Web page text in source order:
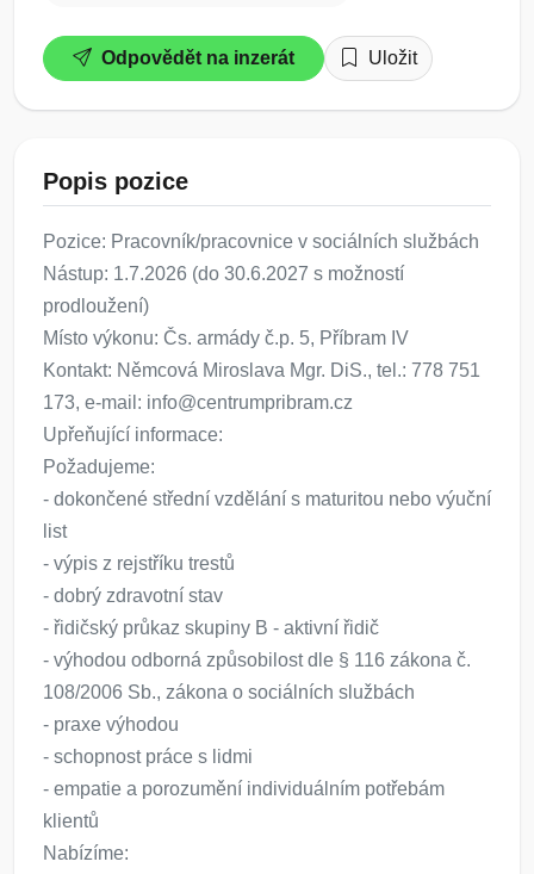
Odpovědět na inzerát Uložit
Popis pozice
Pozice: Pracovník/pracovnice v sociálních službách
Nástup: 1.7.2026 (do 30.6.2027 s možností
prodloužení)
Místo výkonu: Čs. armády č.p. 5, Příbram IV
Kontakt: Němcová Miroslava Mgr. DiS., tel.: 778 751
173, e-mail: info@centrumpribram.cz
Upřeňující informace:
Požadujeme:
- dokončené střední vzdělání s maturitou nebo výuční
list
- výpis z rejstříku trestů
- dobrý zdravotní stav
- řidičský průkaz skupiny B - aktivní řidič
- výhodou odborná způsobilost dle § 116 zákona č.
108/2006 Sb., zákona o sociálních službách
- praxe výhodou
- schopnost práce s lidmi
- empatie a porozumění individuálním potřebám
klientů
Nabízíme: